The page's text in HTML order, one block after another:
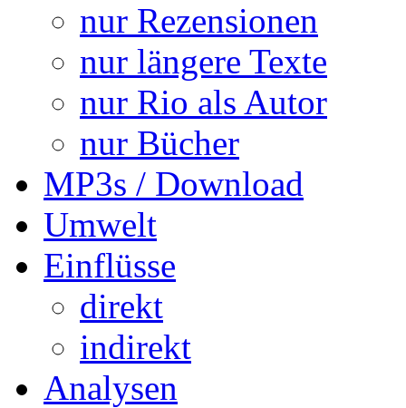
nur Rezensionen
nur längere Texte
nur Rio als Autor
nur Bücher
MP3s / Download
Umwelt
Einflüsse
direkt
indirekt
Analysen